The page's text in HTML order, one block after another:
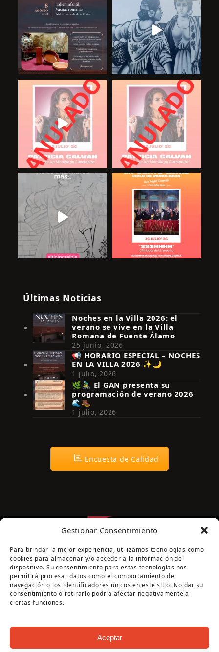
Gestionar Consentimiento
Para brindar la mejor experiencia, utilizamos tecnologías como
cookies para almacenar y/o acceder a la información del
dispositivo. Su consentimiento para estas tecnologías nos
permitirá procesar datos como el comportamiento de
navegación o los identificadores únicos en este sitio. No dar su
consentimiento o retirarlo podría afectar negativamente a
ciertas funciones.
Aceptar
Síguenos en Instagram
Últimas Noticias
Noches en la Villa 2026: el
verano se vive en la Villa
Romana de Fuente Álamo
25 junio, 2026
📢 HORARIO ESPECIAL – NOCHES
EN LA VILLA 2026 ✨🌙
1 julio, 2026
🌿🚴‍♂️ El GAN presenta su
programación de verano 2026
🌊🥾
1 julio, 2026
Encuesta de Calidad
Página cofinanciada por la Diputación de Córdoba